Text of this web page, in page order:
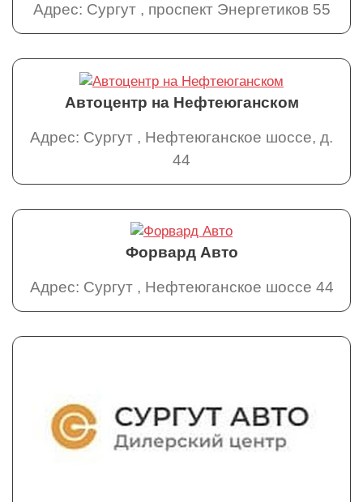
Адрес: Сургут , проспект Энергетиков 55
Автоцентр на Нефтеюганском
Адрес: Сургут , Нефтеюганское шоссе, д.
44
Форвард Авто
Адрес: Сургут , Нефтеюганское шоссе 44